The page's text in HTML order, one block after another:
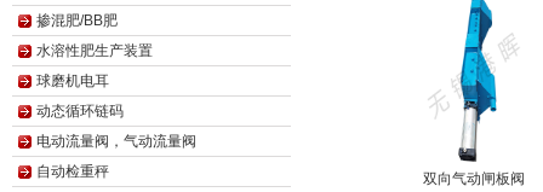
掺混肥/BB肥
水溶性肥生产装置
球磨机电耳
动态循环链码
电动流量阀，气动流量阀
自动检重秤
双向气动闸板阀